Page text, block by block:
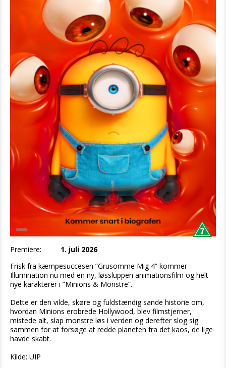
Premiere:
1. juli 2026
Frisk fra kæmpesuccesen ”Grusomme Mig 4” kommer
Illumination nu med en ny, løssluppen animationsfilm og helt
nye karakterer i ”Minions & Monstre”.
Dette er den vilde, skøre og fuldstændig sande historie om,
hvordan Minions erobrede Hollywood, blev filmstjerner,
mistede alt, slap monstre løs i verden og derefter slog sig
sammen for at forsøge at redde planeten fra det kaos, de lige
havde skabt.
Kilde: UIP